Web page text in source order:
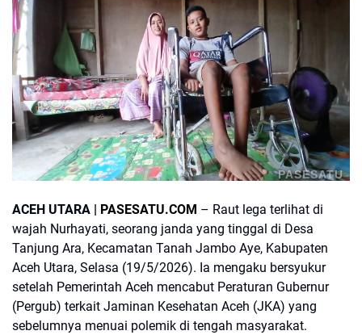
PASESATU
ACEH UTARA | PASESATU.COM – Raut lega terlihat di
wajah Nurhayati, seorang janda yang tinggal di Desa
Tanjung Ara, Kecamatan Tanah Jambo Aye, Kabupaten
Aceh Utara, Selasa (19/5/2026). Ia mengaku bersyukur
setelah Pemerintah Aceh mencabut Peraturan Gubernur
(Pergub) terkait Jaminan Kesehatan Aceh (JKA) yang
sebelumnya menuai polemik di tengah masyarakat.